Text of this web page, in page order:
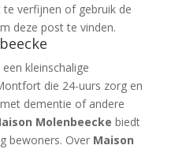
verfijnen of gebruik de
deze post te vinden.
een kleinschalige
die 24-uurs zorg en
dementie of andere
Molenbeecke biedt
bewoners. Over Maison